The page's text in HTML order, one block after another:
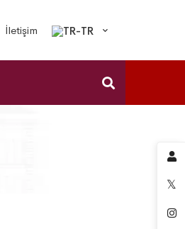
İletişim